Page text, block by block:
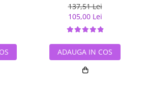
137,51 Lei
105,00 Lei
ADAUGA IN COS